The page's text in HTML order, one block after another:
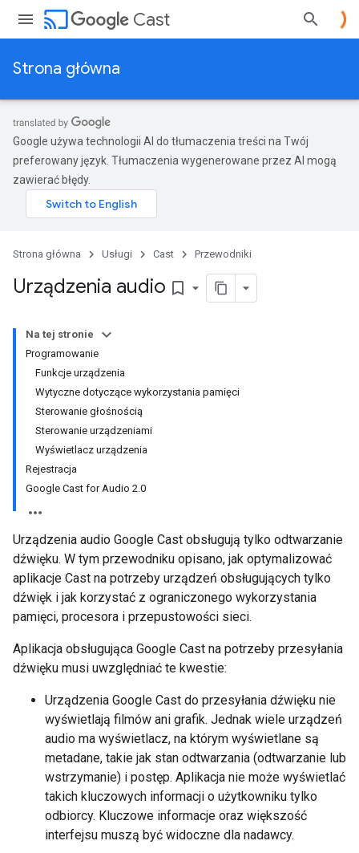
cast Cast
Strona główna
Google używa technologii AI do tłumaczenia treści na Twój
preferowany język. Tłumaczenia wygenerowane przez AI mogą
zawierać błędy.
Strona główna Usługi Cast Przewodniki
Urządzenia audio bookmark_border
Na tej stronie
Programowanie
Funkcje urządzenia
Wytyczne dotyczące wykorzystania pamięci
Sterowanie głośnością
Sterowanie urządzeniami
Wyświetlacz urządzenia
Rejestracja
Google Cast for Audio 2.0
Urządzenia audio Google Cast obsługują tylko odtwarzanie
dźwięku. W tym przewodniku opisano, jak optymalizować
aplikacje Cast na potrzeby urządzeń obsługujących tylko
dźwięk i jak korzystać z ograniczonego wykorzystania
pamięci, procesora i przepustowości sieci.
Aplikacja obsługująca Google Cast na potrzeby przesyłania
dźwięku musi uwzględniać te kwestie:
Urządzenia Google Cast do przesyłania dźwięku nie
wyświetlają filmów ani grafik. Jednak wiele urządzeń
audio ma wyświetlacz, na którym wyświetlane są
metadane, takie jak stan odtwarzania (odtwarzanie lub
wstrzymanie) i postęp. Aplikacja nie może wyświetlać
takich kluczowych informacji o użytkowniku tylko
odbiorcy. Kluczowe informacje oraz większość
interfejsu muszą być widoczne dla nadawcy.